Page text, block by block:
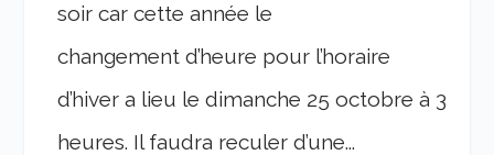
soir car cette année le
changement d’heure pour l’horaire
d’hiver a lieu le dimanche 25 octobre à 3
heures. Il faudra reculer d’une...